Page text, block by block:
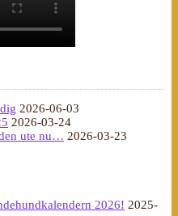
2026-06-03
2026-03-24
ute nu… 2026-03-23
2026! 2025-